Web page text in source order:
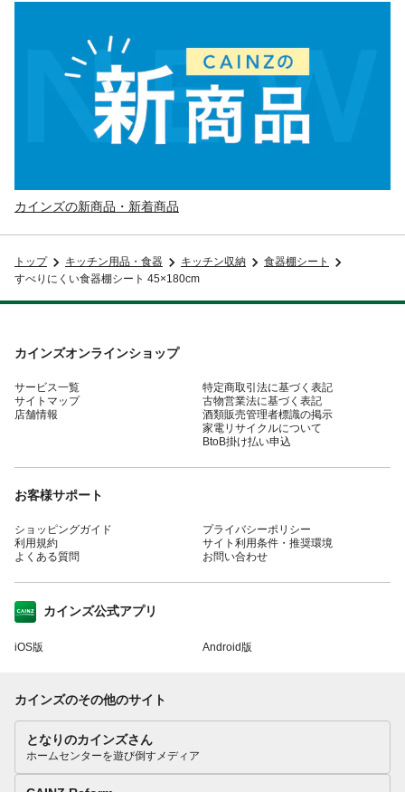
カインズの新商品・新着商品
トップ キッチン用品・食器 キッチン収納
食器棚シート
すべりにくい食器棚シート 45×180cm
カインズオンラインショップ
サービス一覧
サイトマップ
店舗情報
特定商取引法に基づく表記
古物営業法に基づく表記
酒類販売管理者標識の掲示
家電リサイクルについて
BtoB掛け払い申込
お客様サポート
ショッピングガイド
利用規約
よくある質問
プライバシーポリシー
サイト利用条件・推奨環境
お問い合わせ
カインズ公式アプリ
iOS版 Android版
カインズのその他のサイト
となりのカインズさん
ホームセンターを遊び倒すメディア